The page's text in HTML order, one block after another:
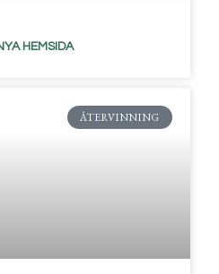
HEMSIDA
ÅTERVINNING